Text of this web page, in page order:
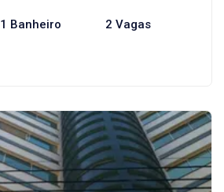
1 Banheiro 2 Vagas